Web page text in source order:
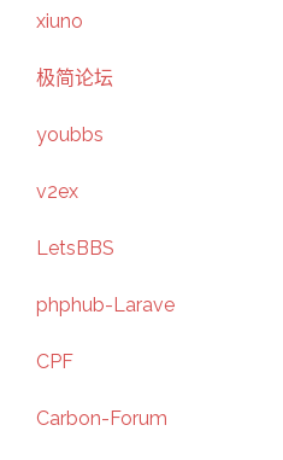
xiuno
极简论坛
youbbs
v2ex
LetsBBS
phphub-Larave
CPF
Carbon-Forum